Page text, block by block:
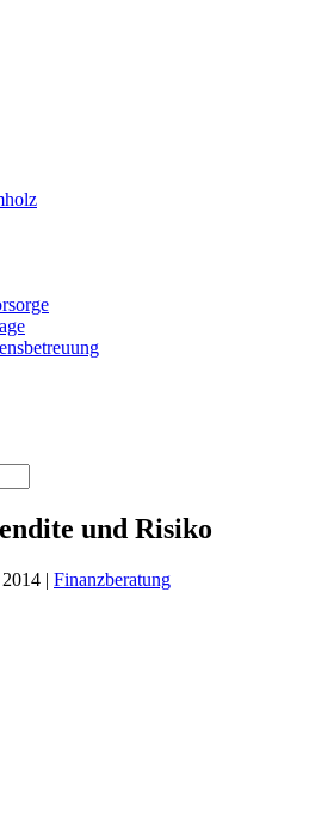
und Risiko
| Finanzberatung